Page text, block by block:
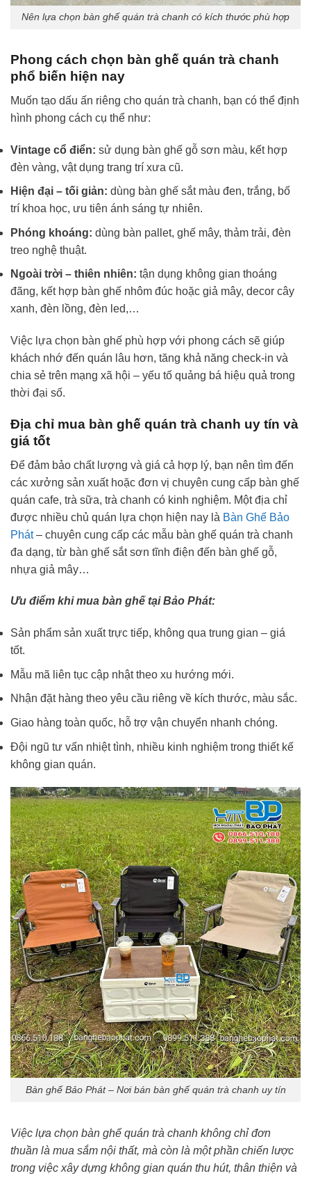
Nên lựa chọn bàn ghế quán trà chanh có kích thước phù hợp
Phong cách chọn bàn ghế quán trà chanh
phổ biến hiện nay
Muốn tạo dấu ấn riêng cho quán trà chanh, bạn có thể định
hình phong cách cụ thể như:
Vintage cổ điển: sử dụng bàn ghế gỗ sơn màu, kết hợp
đèn vàng, vật dụng trang trí xưa cũ.
Hiện đại – tối giản: dùng bàn ghế sắt màu đen, trắng, bố
trí khoa học, ưu tiên ánh sáng tự nhiên.
Phóng khoáng: dùng bàn pallet, ghế mây, thảm trải, đèn
treo nghệ thuật.
Ngoài trời – thiên nhiên: tận dụng không gian thoáng
đãng, kết hợp bàn ghế nhôm đúc hoặc giả mây, decor cây
xanh, đèn lồng, đèn led,…
Việc lựa chọn bàn ghế phù hợp với phong cách sẽ giúp
khách nhớ đến quán lâu hơn, tăng khả năng check-in và
chia sẻ trên mạng xã hội – yếu tố quảng bá hiệu quả trong
thời đại số.
Địa chỉ mua bàn ghế quán trà chanh uy tín và
giá tốt
Để đảm bảo chất lượng và giá cả hợp lý, bạn nên tìm đến
các xưởng sản xuất hoặc đơn vị chuyên cung cấp bàn ghế
quán cafe, trà sữa, trà chanh có kinh nghiệm. Một địa chỉ
được nhiều chủ quán lựa chọn hiện nay là Bàn Ghế Bảo
Phát– chuyên cung cấp các mẫu bàn ghế quán trà chanh
đa dạng, từ bàn ghế sắt sơn tĩnh điện đến bàn ghế gỗ,
nhựa giả mây…
Ưu điểm khi mua bàn ghế tại Bảo Phát:
Sản phẩm sản xuất trực tiếp, không qua trung gian – giá
tốt.
Mẫu mã liên tục cập nhật theo xu hướng mới.
Nhận đặt hàng theo yêu cầu riêng về kích thước, màu sắc.
Giao hàng toàn quốc, hỗ trợ vận chuyển nhanh chóng.
Đội ngũ tư vấn nhiệt tình, nhiều kinh nghiệm trong thiết kế
không gian quán.
Bàn ghế Bảo Phát – Nơi bán bàn ghế quán trà chanh uy tín
Việc lựa chọn bàn ghế quán trà chanh không chỉ đơn
thuần là mua sắm nội thất, mà còn là một phần chiến lược
trong việc xây dựng không gian quán thu hút, thân thiện và